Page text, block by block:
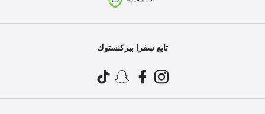
تابع سفرا بيركنستوك